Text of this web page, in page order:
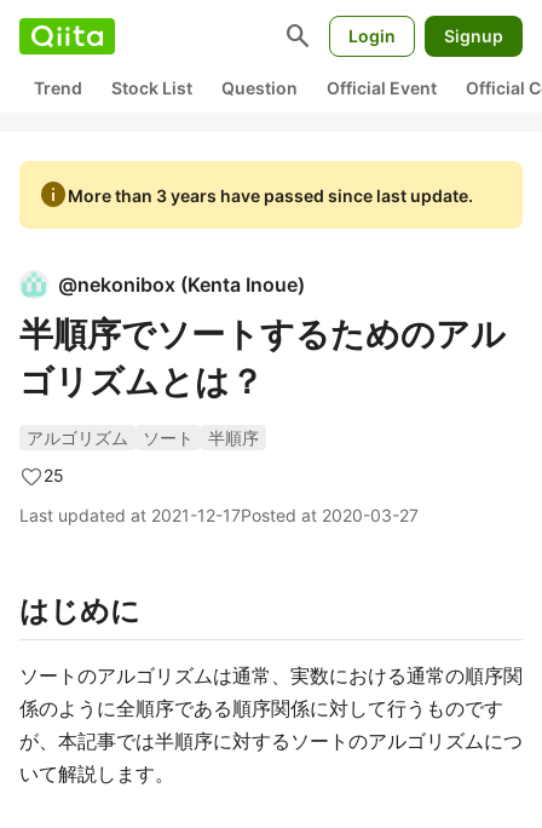
search Login Signup
Trend Stock List Question Official Event Official
infoMore than 3 years have passed since last update.
@nekonibox (Kenta Inoue)
半順序でソートするためのアル
ゴリズムとは？
アルゴリズム ソート
半順序
25
Last updated at 2021-12-17Posted at 2020-03-27
はじめに
ソートのアルゴリズムは通常、実数における通常の順序関
係のように全順序である順序関係に対して行うものです
が、本記事では半順序に対するソートのアルゴリズムにつ
いて解説します。